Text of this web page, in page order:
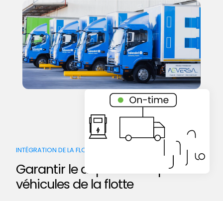
INTÉGRATION DE LA FLOTTE
Garantir le départ à temps des
véhicules de la flotte